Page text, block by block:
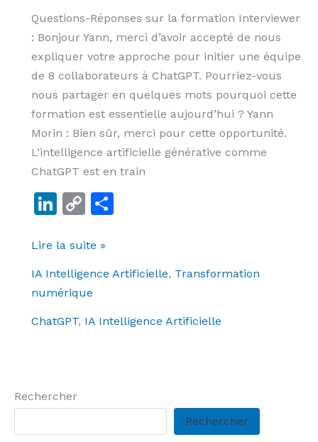
Questions-Réponses sur la formation Interviewer
: Bonjour Yann, merci d’avoir accepté de nous
expliquer votre approche pour initier une équipe
de 8 collaborateurs à ChatGPT. Pourriez-vous
nous partager en quelques mots pourquoi cette
formation est essentielle aujourd’hui ? Yann
Morin : Bien sûr, merci pour cette opportunité.
L’intelligence artificielle générative comme
ChatGPT est en train
Li
k
e
dI
n
C
p
y
Li
n
g
Lire la suite »
IA Intelligence Artificielle, Transformation
numérique
ChatGPT, IA Intelligence Artificielle
Rechercher
Rechercher